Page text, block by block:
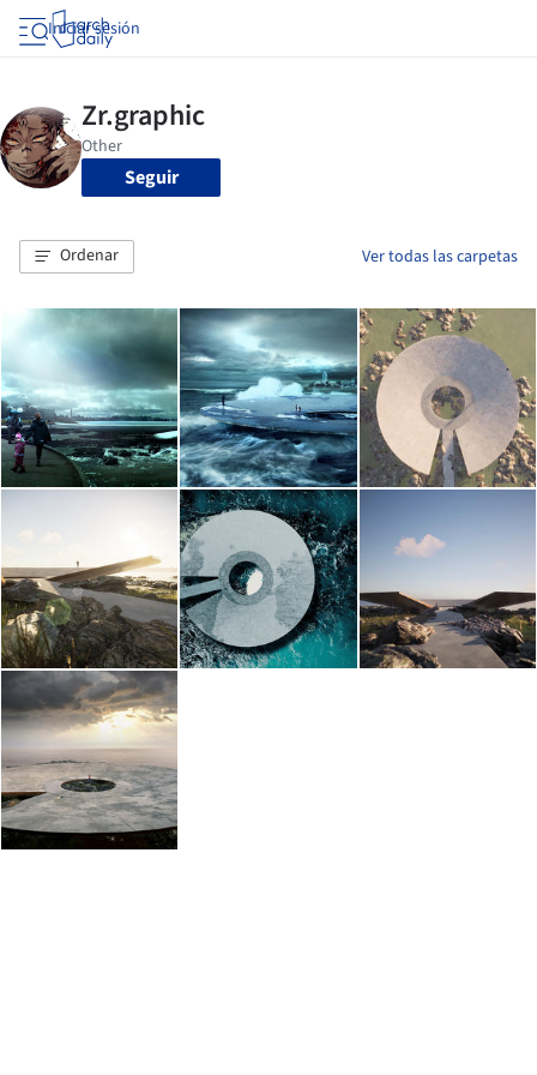
Iniciar sesión
Seguir
Ordenar Ver todas las carpetas